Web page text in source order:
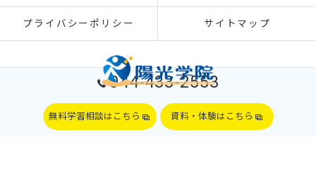
044-433-2553
無料学習相談はこちら 資料・体験はこちら
プライバシーポリシー サイトマップ
© 2026 神奈川県川崎の塾なら陽光学院 ALL RIGHTS RESERVED.